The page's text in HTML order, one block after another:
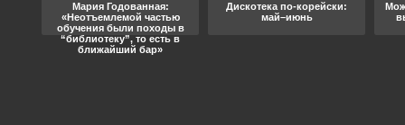
Мария Годованная:
«Неотъемлемой частью
обучения были походы в
“библиотеку”, то есть в
ближайший бар»
Дискотека по-корейски:
май–июнь